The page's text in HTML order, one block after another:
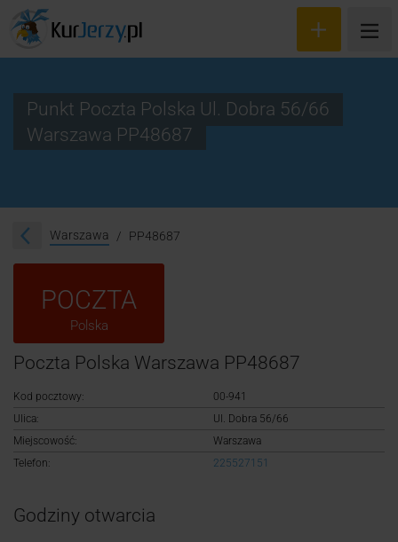
Śledzenie przesyłki
Logowanie
Punkt Poczta Polska Ul. Dobra 56/66
Warszawa PP48687
Warszawa PP48687
POCZTA
Polska
Poczta Polska Warszawa PP48687
Kod pocztowy:
00-941
Ulica:
Ul. Dobra 56/66
Miejscowość:
Warszawa
Telefon:
225527151
Godziny otwarcia